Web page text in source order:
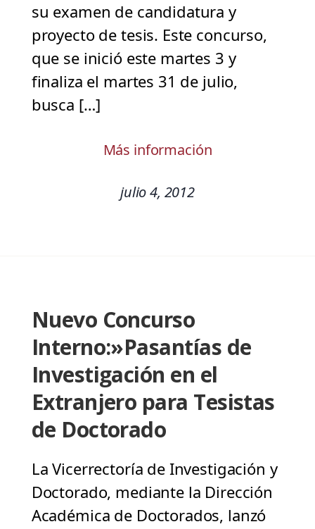
su examen de candidatura y
proyecto de tesis. Este concurso,
que se inició este martes 3 y
finaliza el martes 31 de julio,
busca […]
Más información
julio 4, 2012
Nuevo Concurso
Interno:»Pasantías de
Investigación en el
Extranjero para Tesistas
de Doctorado
La Vicerrectoría de Investigación y
Doctorado, mediante la Dirección
Académica de Doctorados, lanzó